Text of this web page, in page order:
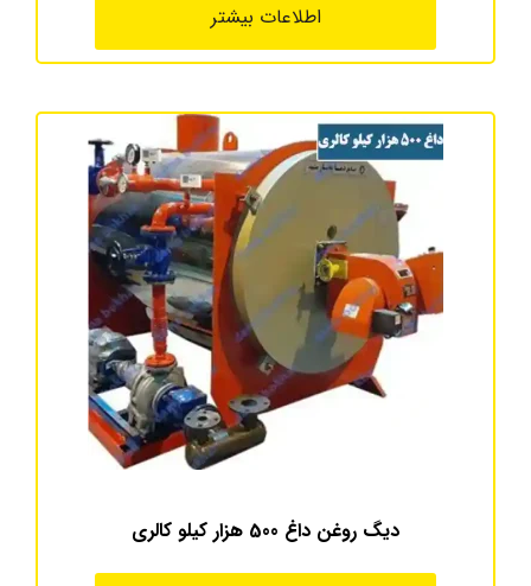
اطلاعات بیشتر
دیگ روغن داغ 500 هزار کیلو کالری